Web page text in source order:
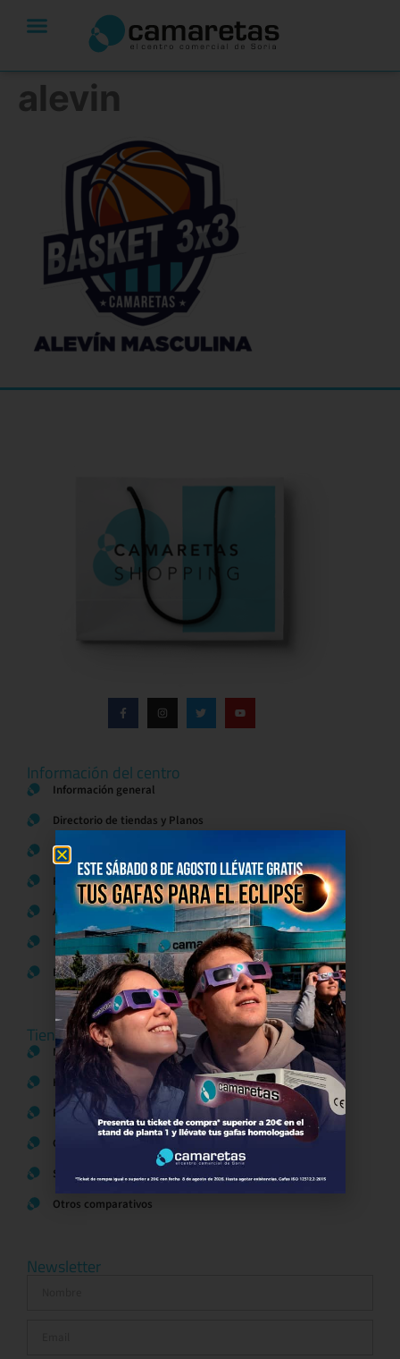
alevin
Información del centro
Información general
Directorio de tiendas y Planos
Contacto
Política de Privacidad
Aviso Legal
Política de Cookies
Bases legales Concursos y Promociones
Tiendas
Moda
Hogar y Alimentación
Regalos y Complementos
Ocio y Restauración
Servicios
Otros comparativos
Newsletter